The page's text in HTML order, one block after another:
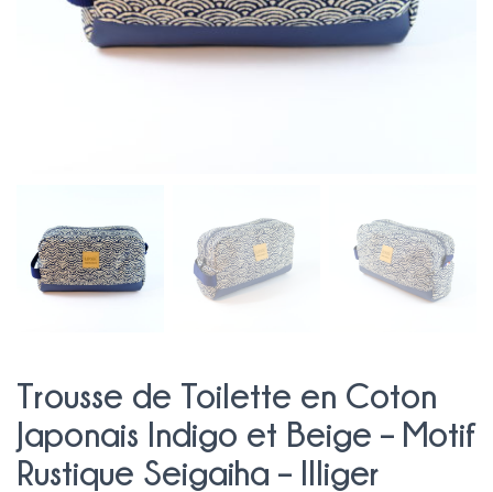
Trousse de Toilette en Coton
Japonais Indigo et Beige – Motif
Rustique Seigaiha – Illiger